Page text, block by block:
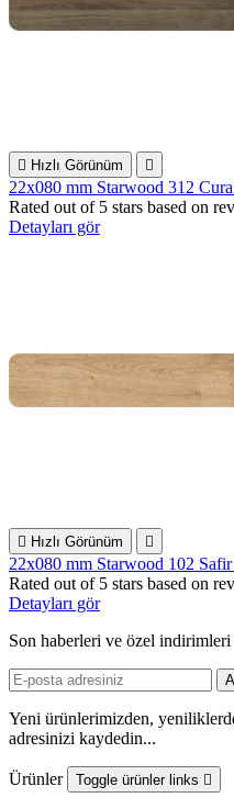
 Hızlı Görünüm 
22x080 mm Starwood 312
Rated out of 5 stars based on
Detayları gör
 Hızlı Görünüm 
22x080 mm Starwood 102
Rated out of 5 stars based on
Detayları gör
Son haberleri ve özel indirimleri
Yeni ürünlerimizden,
adresinizi kaydedin...
Ürünler Toggle ürünler links 